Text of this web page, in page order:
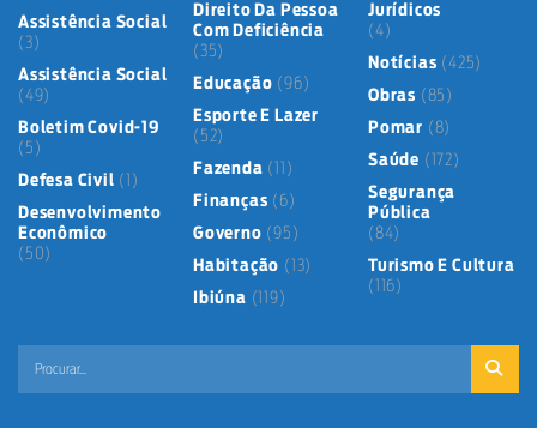
Assistência Social
(3)
Assistência Social
(49)
Boletim Covid-19
(5)
Defesa Civil (1)
Desenvolvimento
Econômico
(50)
Direito Da Pessoa
Com Deficiência
(35)
Educação (96)
Esporte E Lazer
(52)
Fazenda (11)
Finanças (6)
Governo (95)
Habitação (13)
Ibiúna (119)
Jurídicos
(4)
Notícias (425)
Obras (85)
Pomar (8)
Saúde (172)
Segurança
Pública
(84)
Turismo E Cultura
(116)